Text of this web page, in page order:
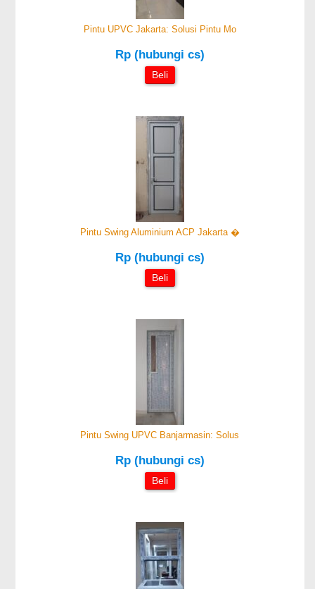
Pintu UPVC Jakarta: Solusi Pintu Mo
Rp (hubungi cs)
Beli
Pintu Swing Aluminium ACP Jakarta �
Rp (hubungi cs)
Beli
Pintu Swing UPVC Banjarmasin: Solus
Rp (hubungi cs)
Beli